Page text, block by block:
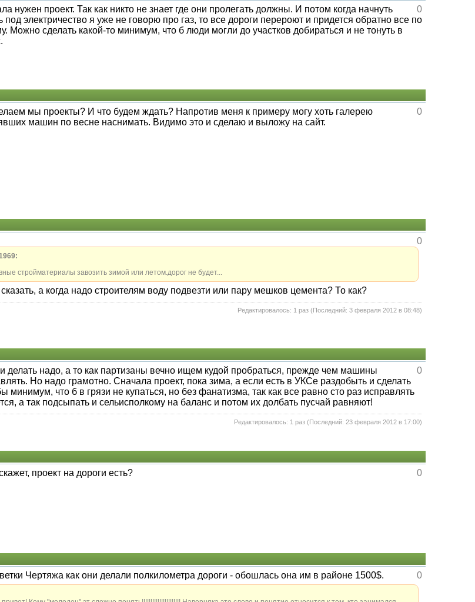
0
нужен проект. Так как никто не знает где они пролегать должны. И потом когда начнуть
под электричество я уже не говорю про газ, то все дороги перероют и придется обратно все по
Можно сделать какой-то минимум, что б люди могли до участков добираться и не тонуть в
0
мы проекты? И что будем ждать? Напротив меня к примеру могу хоть галерею
машин по весне наснимать. Видимо это и сделаю и выложу на сайт.
0
стройматериалы завозить зимой или летом.дорог не будет...
а когда надо строителям воду подвезти или пару мешков цемента? То как?
Редактировалось: 1 раз (Последний: 3 февраля 2012 в 08:48)
0
делать надо, а то как партизаны вечно ищем кудой пробраться, прежде чем машины
Но надо грамотно. Сначала проект, пока зима, а если есть в УКСе раздобыть и сделать
минимум, что б в грязи не купаться, но без фанатизма, так как все равно сто раз исправлять
а так подсыпать и сельисполкому на баланс и потом их долбать пусчай равняют!
Редактировалось: 1 раз (Последний: 23 февраля 2012 в 17:00)
0
проект на дороги есть?
0
Чертяжа как они делали полкилометра дороги - обошлась она им в районе 1500$.